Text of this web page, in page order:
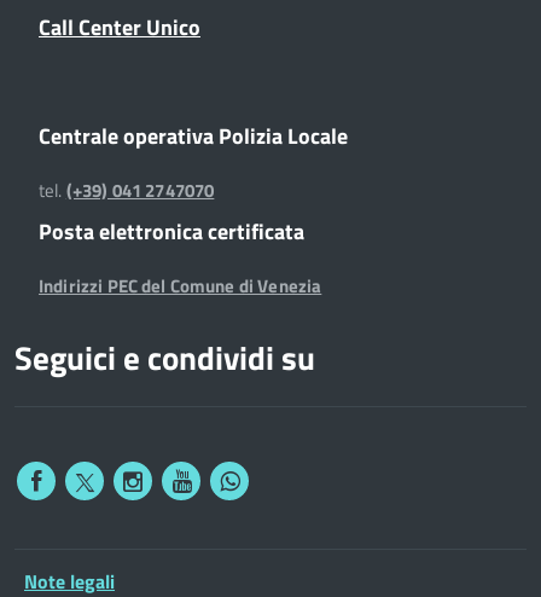
Call Center Unico
Centrale operativa Polizia Locale
tel.(+39) 041 2747070
Posta elettronica certificata
Indirizzi PEC del Comune di Venezia
Seguici e condividi su
Note legali